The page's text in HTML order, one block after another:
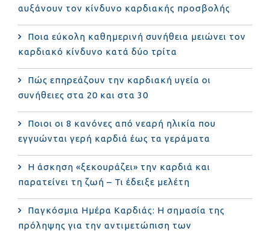
αυξάνουν τον κίνδυνο καρδιακής προσβολής
Ποια εύκολη καθημερινή συνήθεια μειώνει τον
καρδιακό κίνδυνο κατά δύο τρίτα
Πώς επηρεάζουν την καρδιακή υγεία οι
συνήθειες στα 20 και στα 30
Ποιοι οι 8 κανόνες από νεαρή ηλικία που
εγγυώνται γερή καρδιά έως τα γεράματα
Η άσκηση «ξεκουράζει» την καρδιά και
παρατείνει τη ζωή – Τι έδειξε μελέτη
Παγκόσμια Ημέρα Καρδιάς: Η σημασία της
πρόληψης για την αντιμετώπιση των